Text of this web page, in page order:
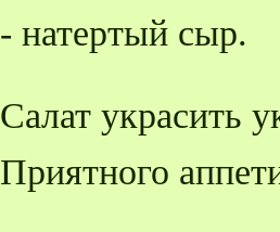
- натертый сыр.
Салат украсить
Приятного